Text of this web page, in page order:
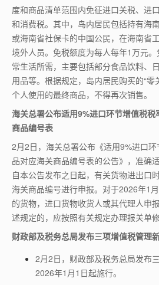
度和商品清单范围内免征进口关税、进
和消费税。其中，岛内居民包括持有海
或海南省社保卡的中国公民，在海南省
境外人员。免税额度为每人每年1万元
常生活所需，主要包括部分食品饮料、
用品等。根据规定，岛内居民购买的“零
个人使用的最终商品，不得再次销售。
海关总署公布适用9%进口环节增值税
商品编号表
2月2日，海关总署公布《适用9%进口
品对应海关商品编号表的公告》，准确
自本公告发布之日起，有关货物进出口
海关商品编号进行申报。对于2026年1
的货物，进口货物收货人或其代理人申
述规定的，应按照有关规定办理报关单修
财政部及税务总局发布三项增值税管理
2月2日，财政部及税务总局发布
2026年1月1日起施行。